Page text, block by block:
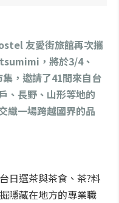
友愛街旅館再次攜
，將於3/4、
，邀請了41間來自台
、長野、山形等地的
織一場跨越國界的品
日選茶與茶食、茶?料
隱藏在地方的專業職